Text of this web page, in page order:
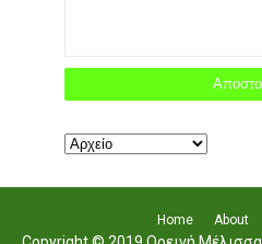
Home About